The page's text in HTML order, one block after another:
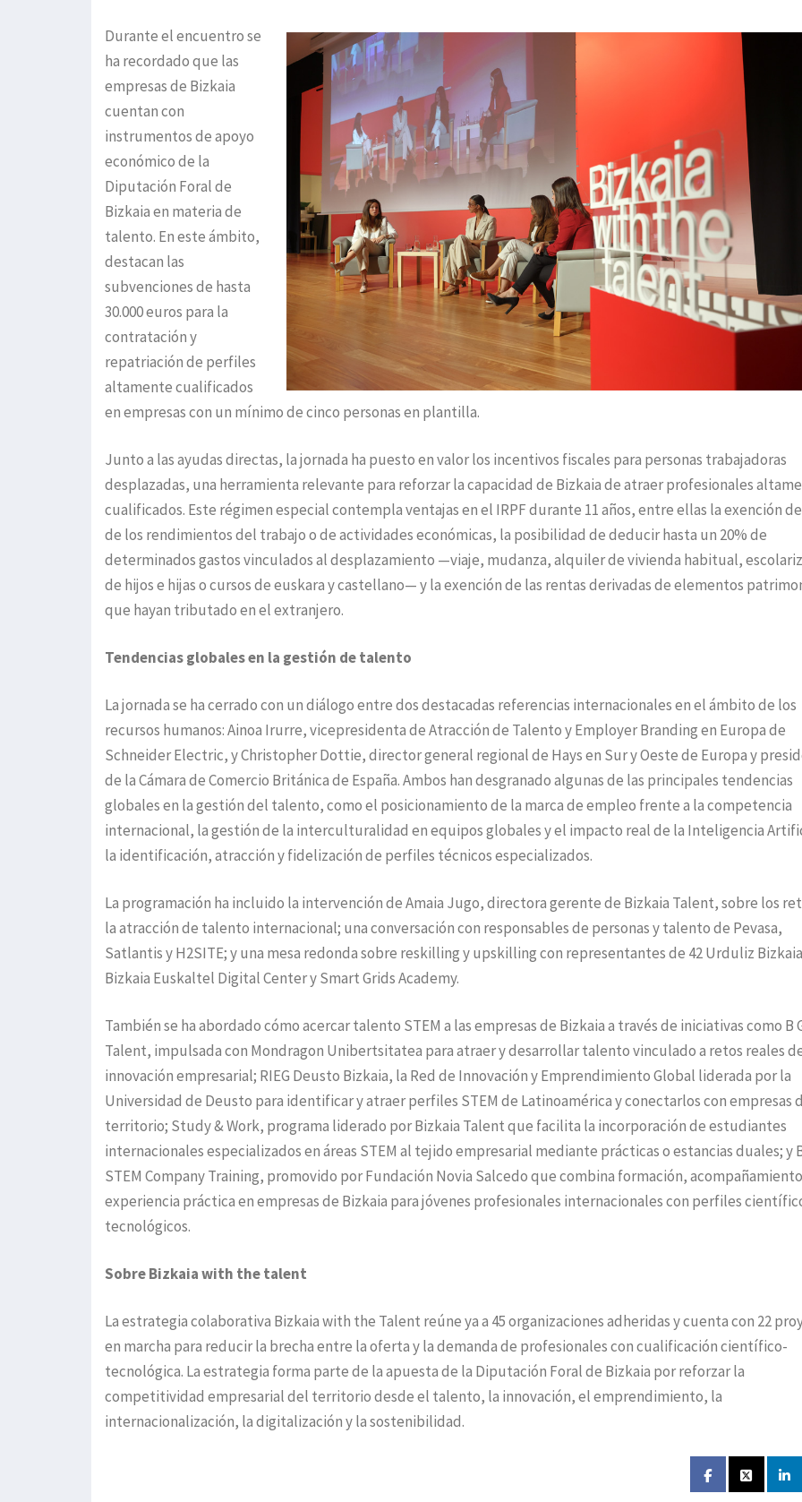
Durante el encuentro se
ha recordado que las
empresas de Bizkaia
cuentan con
instrumentos de apoyo
económico de la
Diputación Foral de
Bizkaia en materia de
talento. En este ámbito,
destacan las
subvenciones de hasta
30.000 euros para la
contratación y
repatriación de perfiles
altamente cualificados
en empresas con un mínimo de cinco personas en plantilla.
Junto a las ayudas directas, la jornada ha puesto en valor los incentivos fiscales para personas trabajadoras
desplazadas, una herramienta relevante para reforzar la capacidad de Bizkaia de atraer profesionales
cualificados. Este régimen especial contempla ventajas en el IRPF durante 11 años, entre ellas la exención
de los rendimientos del trabajo o de actividades económicas, la posibilidad de deducir hasta un 20% de
determinados gastos vinculados al desplazamiento —viaje, mudanza, alquiler de vivienda habitual,
de hijos e hijas o cursos de euskara y castellano— y la exención de las rentas derivadas de elementos
que hayan tributado en el extranjero.
Tendencias globales en la gestión de talento
La jornada se ha cerrado con un diálogo entre dos destacadas referencias internacionales en el ámbito de los
recursos humanos: Ainoa Irurre, vicepresidenta de Atracción de Talento y Employer Branding en Europa de
Schneider Electric, y Christopher Dottie, director general regional de Hays en Sur y Oeste de Europa y
de la Cámara de Comercio Británica de España. Ambos han desgranado algunas de las principales tendencias
globales en la gestión del talento, como el posicionamiento de la marca de empleo frente a la competencia
internacional, la gestión de la interculturalidad en equipos globales y el impacto real de la Inteligencia
la identificación, atracción y fidelización de perfiles técnicos especializados.
La programación ha incluido la intervención de Amaia Jugo, directora gerente de Bizkaia Talent, sobre los
la atracción de talento internacional; una conversación con responsables de personas y talento de Pevasa,
Satlantis y H2SITE; y una mesa redonda sobre reskilling y upskilling con representantes de 42 Urduliz
Bizkaia Euskaltel Digital Center y Smart Grids Academy.
También se ha abordado cómo acercar talento STEM a las empresas de Bizkaia a través de iniciativas como B
Talent, impulsada con Mondragon Unibertsitatea para atraer y desarrollar talento vinculado a retos reales
innovación empresarial; RIEG Deusto Bizkaia, la Red de Innovación y Emprendimiento Global liderada por la
Universidad de Deusto para identificar y atraer perfiles STEM de Latinoamérica y conectarlos con empresas
territorio; Study & Work, programa liderado por Bizkaia Talent que facilita la incorporación de estudiantes
internacionales especializados en áreas STEM al tejido empresarial mediante prácticas o estancias duales; y
STEM Company Training, promovido por Fundación Novia Salcedo que combina formación,
experiencia práctica en empresas de Bizkaia para jóvenes profesionales internacionales con perfiles
tecnológicos.
Sobre Bizkaia with the talent
La estrategia colaborativa Bizkaia with the Talent reúne ya a 45 organizaciones adheridas y cuenta con 22
en marcha para reducir la brecha entre la oferta y la demanda de profesionales con cualificación científico-
tecnológica. La estrategia forma parte de la apuesta de la Diputación Foral de Bizkaia por reforzar la
competitividad empresarial del territorio desde el talento, la innovación, el emprendimiento, la
internacionalización, la digitalización y la sostenibilidad.